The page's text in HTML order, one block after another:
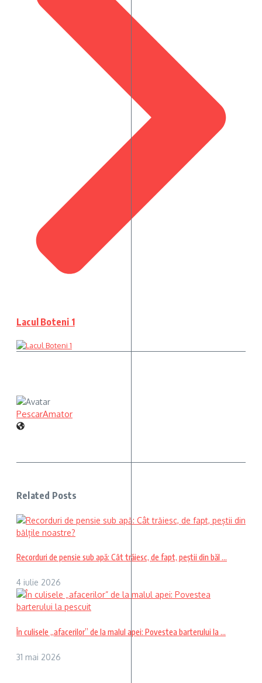
Lacul Boteni 1
PescarAmator
Related Posts
Recorduri de pensie sub apă: Cât trăiesc, de fapt, peștii din băl ...
4 iulie 2026
În culisele „afacerilor” de la malul apei: Povestea barterului la ...
31 mai 2026